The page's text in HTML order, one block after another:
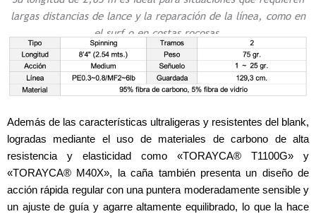
largas distancias de lance y la reparación de la línea, como en
el surf o en costas rocosas.
Además de las características ultraligeras y resistentes del blank,
logradas mediante el uso de materiales de carbono de alta
resistencia y elasticidad como «TORAYCA® T1100G» y
«TORAYCA® M40X», la caña también presenta un diseño de
acción rápida regular con una puntera moderadamente sensible y
un ajuste de guía y agarre altamente equilibrado, lo que la hace